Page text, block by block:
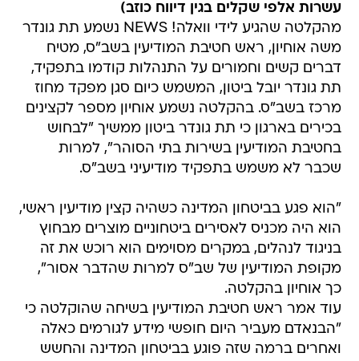
עשרות אלפי שקלים בגין דיווח כוזב)
מהקלטה שהגיע לידי וואלה! NEWS נשמע תת גונדר
משה אוחיון, ראש חטיבת המודיעין בשב"ס, מטיח
דברים קשים וחמורים על התנהלות קודמו בתפקיד,
תת גונדר יובל ביטון, המשמש כיום סגן מפקד מחוז
מרכז בשב"ס. בהקלטה נשמע אוחיון מספר לקצינים
בכירים בארגון כי תת גונדר ביטון ממשיך "לבחוש
בחטיבת המודיעין בשירות בתי הסוהר", למרות
שכבר לא משמש בתפקיד מודיעיני בשב"ס.
"הוא פגע בביטחון המדינה כשהיה קצין מודיעין ראשי,
הוא היה מכניס לאסירים ביטחוניים מוצרים מבחוץ
בניגוד לנהלים, במקרים מסוימים הוא רוכש את זה
מקופת המודיעין של שב"ס למרות שהדבר אסור",
כך אוחיון בהקלטה.
עוד אמר ראש חטיבת המודיעין בשיחה שהוקלטה כי
"הבנאדם מעביר היום חופשי מידע לגורמים כאלה
ואחרים ברמה שזה פוגע בביטחון המדינה והחשש